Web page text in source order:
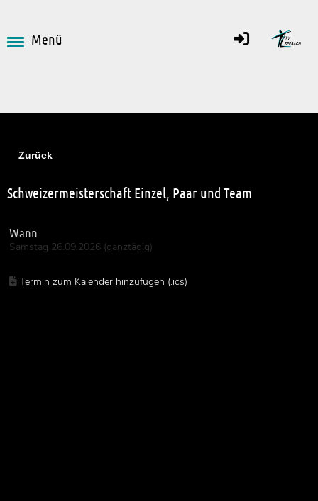
Menü
Zurück
Schweizermeisterschaft Einzel, Paar und Team
Wann
Samstag 26.09.2026 (ganztägig)
Termin zum Kalender hinzufügen (.ics)